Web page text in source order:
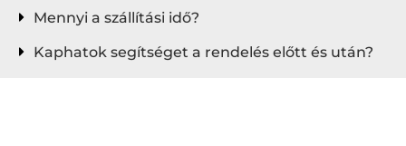
Mennyi a szállítási idő?
Kaphatok segítséget a rendelés előtt és után?